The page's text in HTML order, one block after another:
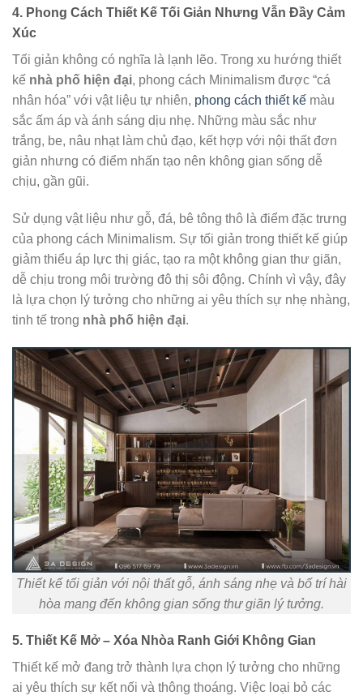
4. Phong Cách Thiết Kế Tối Giản Nhưng Vẫn Đầy Cảm
Xúc
Tối giản không có nghĩa là lạnh lẽo. Trong xu hướng thiết
kế nhà phố hiện đại, phong cách Minimalism được “cá
nhân hóa” với vật liệu tự nhiên, phong cách thiết kế màu
sắc ấm áp và ánh sáng dịu nhẹ. Những màu sắc như
trắng, be, nâu nhạt làm chủ đạo, kết hợp với nội thất đơn
giản nhưng có điểm nhấn tạo nên không gian sống dễ
chịu, gần gũi.
Sử dụng vật liệu như gỗ, đá, bê tông thô là điểm đặc trưng
của phong cách Minimalism. Sự tối giản trong thiết kế giúp
giảm thiểu áp lực thị giác, tạo ra một không gian thư giãn,
dễ chịu trong môi trường đô thị sôi động. Chính vì vậy, đây
là lựa chọn lý tưởng cho những ai yêu thích sự nhẹ nhàng,
tinh tế trong nhà phố hiện đại.
Thiết kế tối giản với nội thất gỗ, ánh sáng nhẹ và bố trí hài
hòa mang đến không gian sống thư giãn lý tưởng.
5. Thiết Kế Mở – Xóa Nhòa Ranh Giới Không Gian
Thiết kế mở đang trở thành lựa chọn lý tưởng cho những
ai yêu thích sự kết nối và thông thoáng. Việc loại bỏ các